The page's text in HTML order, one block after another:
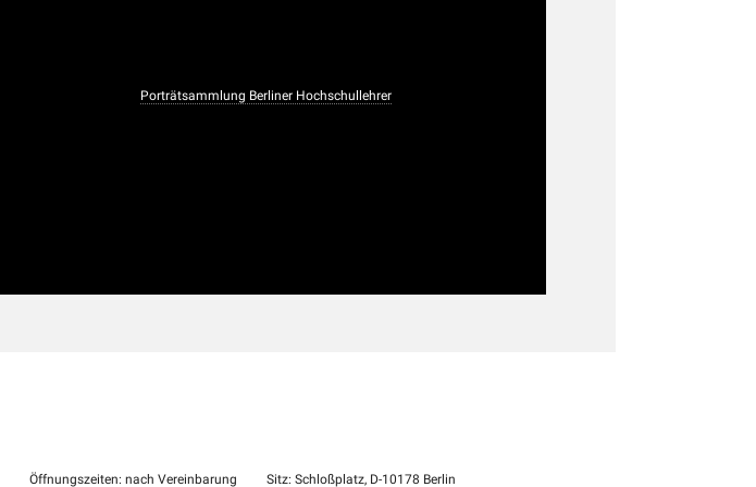
Porträtsammlung Berliner Hochschullehrer
Öffnungszeiten: nach Vereinbarung Sitz: Schloßplatz, D-10178 Berlin